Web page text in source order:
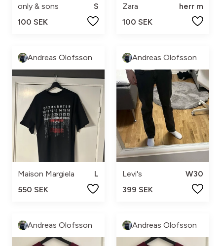
only & sons
S
100 SEK
Zara
herr m
100 SEK
Andreas Olofsson
Maison Margiela
L
550 SEK
Andreas Olofsson
Levi's
W30
399 SEK
Andreas Olofsson Andreas Olofsson